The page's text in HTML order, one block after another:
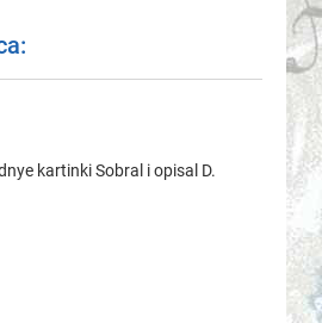
kartinki Sobral i opisal D.